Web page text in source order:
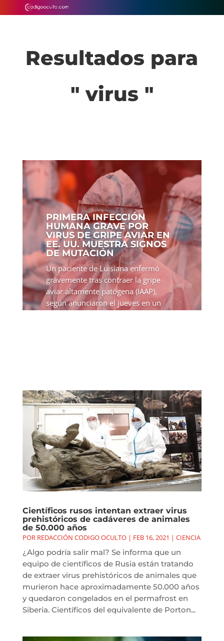
Resultados para
" virus "
PRIMERA INFECCIÓN
HUMANA GRAVE POR
VIRUS DE GRIPE AVIAR EN
EE. UU. MUESTRA SIGNOS
DE MUTACIÓN
Un paciente de Luisiana enfermó
gravemente tras contraer la gripe
aviar altamente patógena (IAAP),
según anunciaron el jueves en un
Científicos rusos intentan extraer virus
prehistóricos de cadáveres de animales
de 50.000 años
POR REDACCIÓN CODIGO OCULTO| FEB 16, 2021 | CIENCIA
¿Algo podría salir mal? Se informa que un
equipo de científicos de Rusia están tratando
de extraer virus prehistóricos de animales que
murieron hace aproximadamente 50.000 años
y quedaron congelados en el permafrost en
Siberia. Científicos del equivalente de Porton...